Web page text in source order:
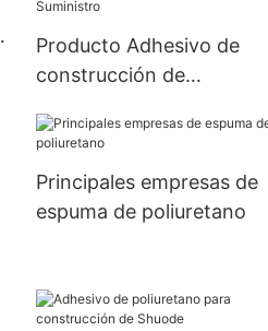
Producto Adhesivo de
construcción de
(piezas): 15 (días)
Suministro
Principales empresas de
espuma de poliuretano